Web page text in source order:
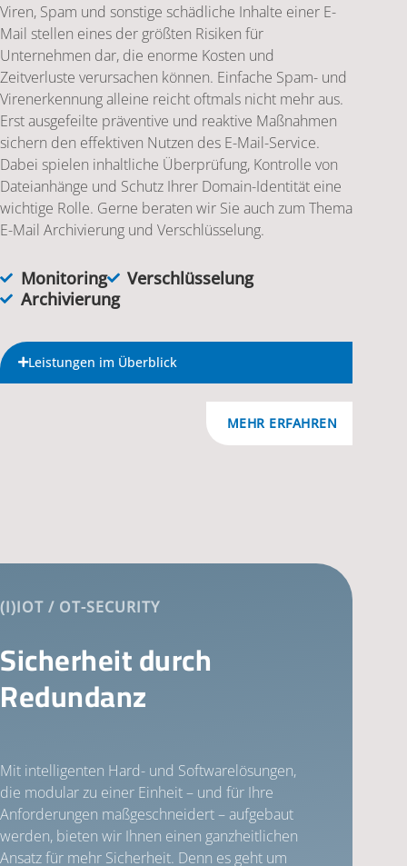
Viren, Spam und sonstige schädliche Inhalte einer E-
Mail stellen eines der größten Risiken für
Unternehmen dar, die enorme Kosten und
Zeitverluste verursachen können. Einfache Spam- und
Virenerkennung alleine reicht oftmals nicht mehr aus.
Erst ausgefeilte präventive und reaktive Maßnahmen
sichern den effektiven Nutzen des E-Mail-Service.
Dabei spielen inhaltliche Überprüfung, Kontrolle von
Dateianhänge und Schutz Ihrer Domain-Identität eine
wichtige Rolle. Gerne beraten wir Sie auch zum Thema
E-Mail Archivierung und Verschlüsselung.
Monitoring
Verschlüsselung
Archivierung
Leistungen im Überblick
MEHR ERFAHREN
(I)IOT / OT-SECURITY
Sicherheit durch
Redundanz
Mit intelligenten Hard- und Softwarelösungen,
die modular zu einer Einheit – und für Ihre
Anforderungen maßgeschneidert – aufgebaut
werden, bieten wir Ihnen einen ganzheitlichen
Ansatz für mehr Sicherheit. Denn es geht um